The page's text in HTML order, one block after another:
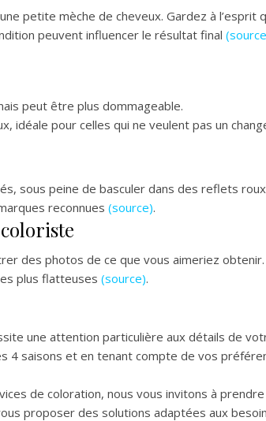
petite mèche de cheveux. Gardez à l’esprit
peuvent influencer le résultat final
peut être plus dommageable.
idéale pour celles qui ne veulent pas un
sous peine de basculer dans des reflets
reconnues (source).
des photos de ce que vous aimeriez
plus flatteuses (source).
une attention particulière aux détails de
4 saisons et en tenant compte de vos
de coloration, nous vous invitons à
proposer des solutions adaptées aux